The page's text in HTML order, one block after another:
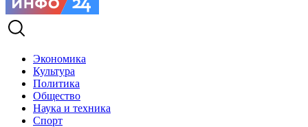
Экономика
Культура
Политика
Общество
Наука и техника
Спорт